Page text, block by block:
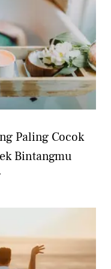
Paling Cocok
Bintangmu